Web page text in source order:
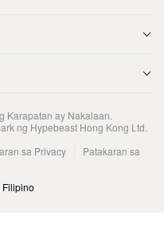
Karapatan ay Nakalaan.
ng Hypebeast Hong Kong Ltd.
sa Privacy
Patakaran sa
Filipino